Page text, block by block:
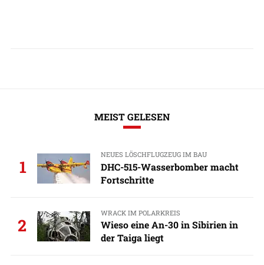
MEIST GELESEN
1
NEUES LÖSCHFLUGZEUG IM BAU
DHC-515-Wasserbomber macht
Fortschritte
2
WRACK IM POLARKREIS
Wieso eine An-30 in Sibirien in
der Taiga liegt